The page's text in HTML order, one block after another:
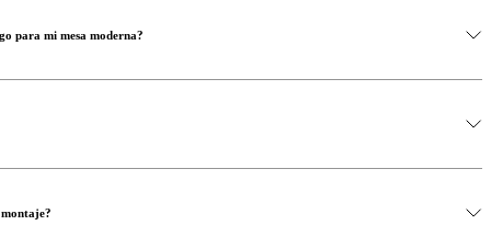
para mi mesa moderna?